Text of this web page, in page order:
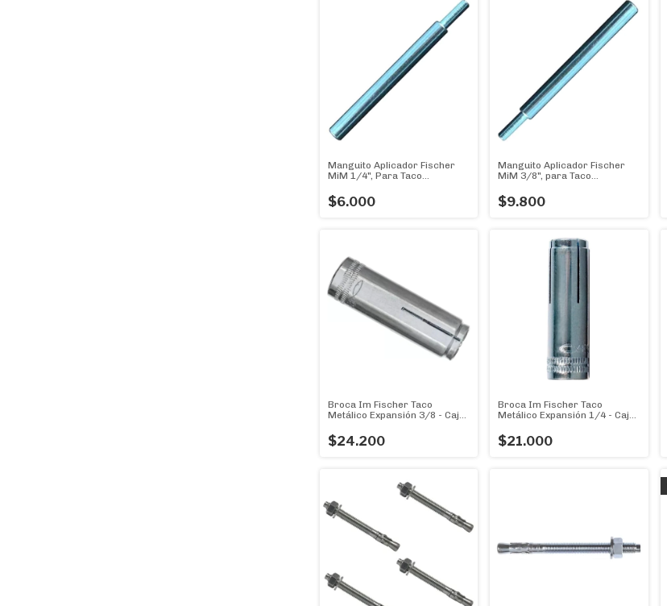
Manguito Aplicador Fischer
MiM 1/4", Para Taco
$6.000
Manguito Aplicador Fischer
MiM 3/8", para Taco
$9.800
Broca Im Fischer Taco
Metálico Expansión 3/8 - Caja
$24.200
Broca Im Fischer Taco
Metálico Expansión 1/4 - Caja
$21.000